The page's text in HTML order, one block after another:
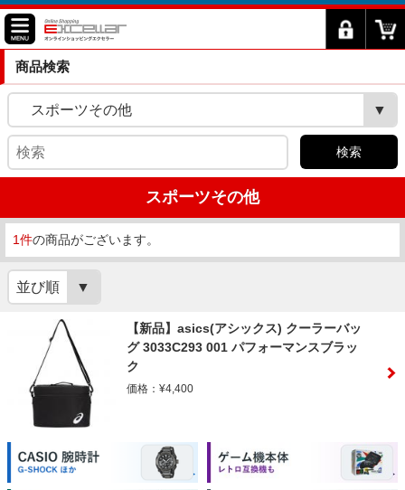
商品検索
スポーツその他
検索
スポーツその他
1件の商品がございます。
並び順
【新品】asics(アシックス) クーラーバッ
グ 3033C293 001 パフォーマンスブラッ
ク
価格：¥4,400